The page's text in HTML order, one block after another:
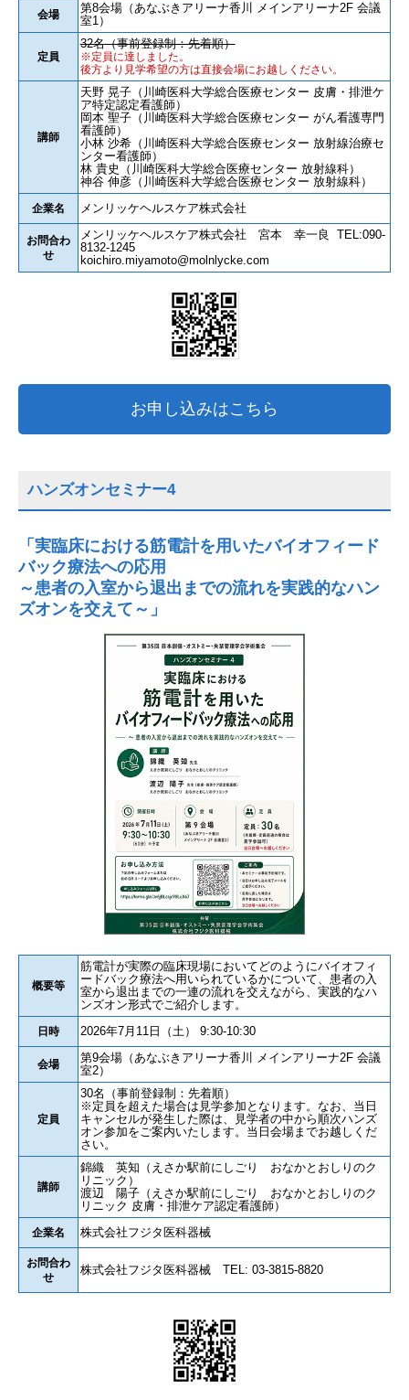
会場
第8会場（あなぶきアリーナ香川 メインアリーナ2F 会議
室1）
定員
32名（事前登録制：先着順）
※定員に達しました。
後方より見学希望の方は直接会場にお越しください。
講師
天野 晃子（川崎医科大学総合医療センター 皮膚・排泄ケ
ア特定認定看護師）
岡本 聖子（川崎医科大学総合医療センター がん看護専門
看護師）
小林 沙希（川崎医科大学総合医療センター 放射線治療セ
ンター看護師）
林 貴史（川崎医科大学総合医療センター 放射線科）
神谷 伸彦（川崎医科大学総合医療センター 放射線科）
企業名 メンリッケヘルスケア株式会社
お問合わ
せ
メンリッケヘルスケア株式会社 宮本 幸一良 TEL:090-
8132-1245
koichiro.miyamoto@molnlycke.com
お申し込みはこちら
ハンズオンセミナー4
「実臨床における筋電計を用いたバイオフィード
バック療法への応用
～患者の入室から退出までの流れを実践的なハン
ズオンを交えて～」
概要等
筋電計が実際の臨床現場においてどのようにバイオフィ
ードバック療法へ用いられているかについて、患者の入
室から退出までの一連の流れを交えながら、実践的なハ
ンズオン形式でご紹介します。
日時 2026年7月11日（土） 9:30-10:30
会場
第9会場（あなぶきアリーナ香川 メインアリーナ2F 会議
室2）
定員
30名（事前登録制：先着順）
※定員を超えた場合は見学参加となります。なお、当日
キャンセルが発生した際は、見学者の中から順次ハンズ
オン参加をご案内いたします。当日会場までお越しくだ
さい。
講師
錦織 英知（えさか駅前にしごり おなかとおしりのク
リニック）
渡辺 陽子（えさか駅前にしごり おなかとおしりのク
リニック 皮膚・排泄ケア認定看護師）
企業名 株式会社フジタ医科器械
お問合わ
せ
株式会社フジタ医科器械 TEL: 03-3815-8820